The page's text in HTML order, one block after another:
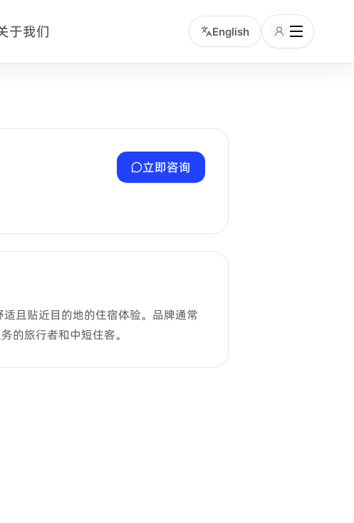
于我们 English
。
立即咨询
且贴近目的地的住宿体验。品牌通常
的旅行者和中短住客。